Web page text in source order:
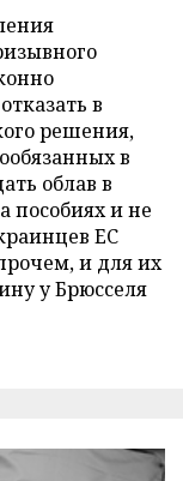
в
решения,
в
облав в
пособиях и не
ЕС
и для их
у Брюсселя